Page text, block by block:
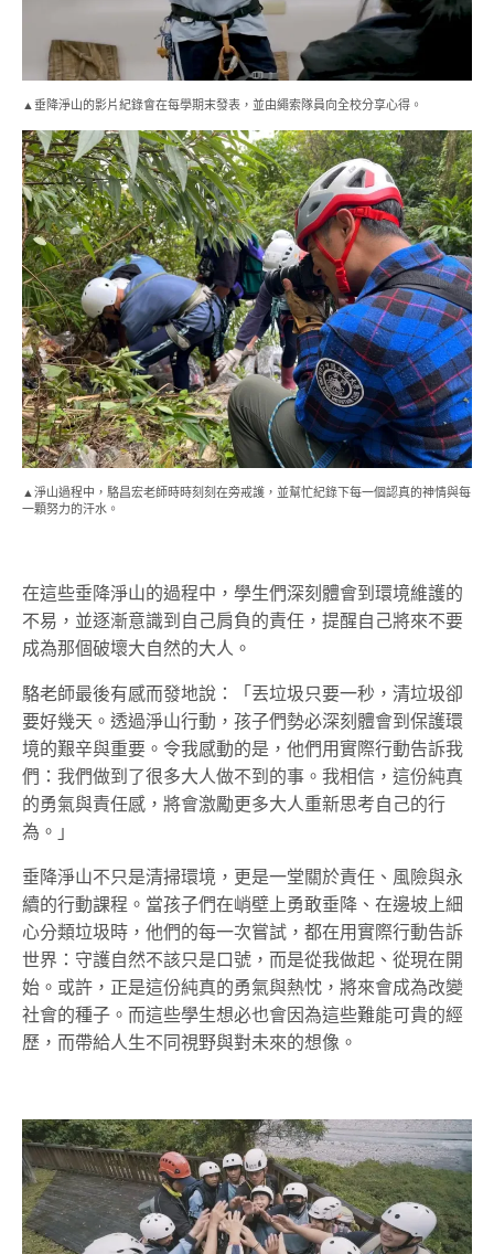
▲垂降淨山的影片紀錄會在每學期末發表，並由繩索隊員向全校分享心得。
▲淨山過程中，駱昌宏老師時時刻刻在旁戒護，並幫忙紀錄下每一個認真的神情與每
一顆努力的汗水。
在這些垂降淨山的過程中，學生們深刻體會到環境維護的
不易，並逐漸意識到自己肩負的責任，提醒自己將來不要
成為那個破壞大自然的大人。
駱老師最後有感而發地說：「丟垃圾只要一秒，清垃圾卻
要好幾天。透過淨山行動，孩子們勢必深刻體會到保護環
境的艱辛與重要。令我感動的是，他們用實際行動告訴我
們：我們做到了很多大人做不到的事。我相信，這份純真
的勇氣與責任感，將會激勵更多大人重新思考自己的行
為。」
垂降淨山不只是清掃環境，更是一堂關於責任、風險與永
續的行動課程。當孩子們在峭壁上勇敢垂降、在邊坡上細
心分類垃圾時，他們的每一次嘗試，都在用實際行動告訴
世界：守護自然不該只是口號，而是從我做起、從現在開
始。或許，正是這份純真的勇氣與熱忱，將來會成為改變
社會的種子。而這些學生想必也會因為這些難能可貴的經
歷，而帶給人生不同視野與對未來的想像。